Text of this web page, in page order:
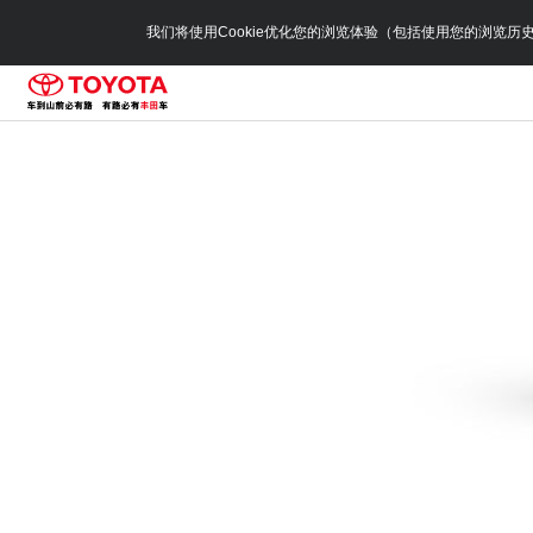
我们将使用Cookie优化您的浏览体验（包括使用您的浏览历